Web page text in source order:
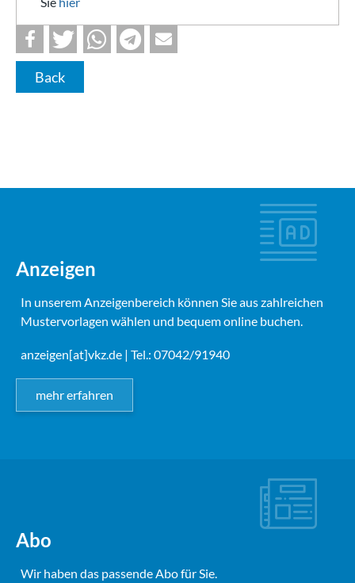
Back
Anzeigen
In unserem Anzeigenbereich können Sie aus zahlreichen
Mustervorlagen wählen und bequem online buchen.
anzeigen[at]vkz.de | Tel.: 07042/91940
mehr erfahren
Abo
Wir haben das passende Abo für Sie.